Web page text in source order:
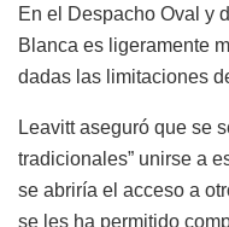
En el Despacho Oval y
Blanca es ligeramente
dadas las limitaciones
Leavitt aseguró que se
tradicionales” unirse a
se abriría el acceso a
se les ha permitido